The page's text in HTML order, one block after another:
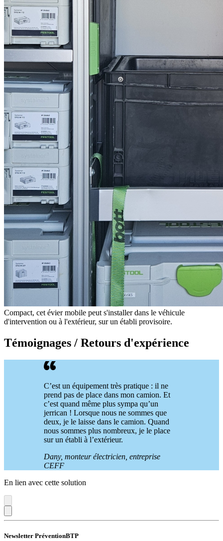
Compact, cet évier mobile peut s'installer dans le véhicule
d'intervention ou à l'extérieur, sur un établi provisoire.
Témoignages / Retours d'expérience
C’est un équipement très pratique : il ne
prend pas de place dans mon camion. Et
c’est quand même plus sympa qu’un
jerrican ! Lorsque nous ne sommes que
deux, je le laisse dans le camion. Quand
nous sommes plus nombreux, je le place
sur un établi à l’extérieur.
Dany, monteur électricien, entreprise
CEFF
En lien avec cette solution
Newsletter PréventionBTP